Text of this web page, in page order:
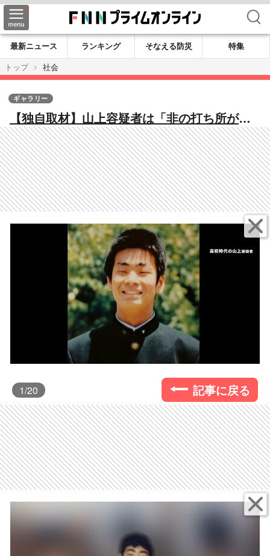
検索
最新ニュース ランキング そなえる防災
特集
トップ
社会
【独自取材】山上容疑者は「非の打ち所がな
い人だった」勉強も運動も得意…裕福な幼少
期からの転落人生 “高い計画性”明らかに
ギャラリー
1/20 記事に戻る